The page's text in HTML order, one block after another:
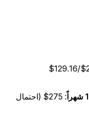
: 275$ (احتمال